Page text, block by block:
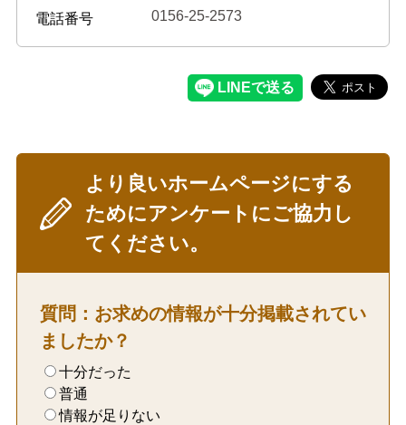
電話番号 0156-25-2573
より良いホームページにする
ためにアンケートにご協力し
てください。
質問：お求めの情報が十分掲載されてい
ましたか？
十分だった
普通
情報が足りない